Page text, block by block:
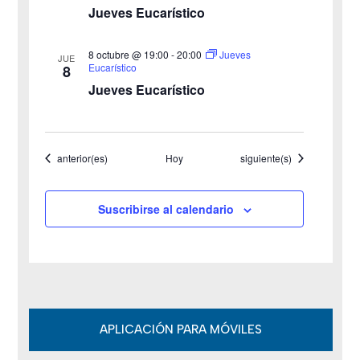
e
v
e
o
Jueves Eucarístico
JUE
8
Jueves Eucarístico
8 octubre @ 19:00 -20:00
Jueves
Eucarístico
Eventos
anterior(es) Hoy Eventos
siguiente(s)
Suscribirse al calendario
APLICACIÓN PARA MÓVILES